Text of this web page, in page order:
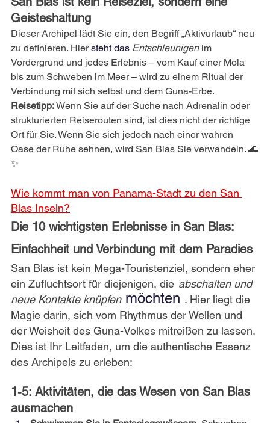
Geisteshaltung
Dieser Archipel lädt Sie ein, den Begriff „Aktivurlaub“ neu
zu definieren. Hier steht das Entschleunigen im
Vordergrund und jedes Erlebnis – vom Kauf einer Mola
bis zum Schweben im Meer – wird zu einem Ritual der
Verbindung mit sich selbst und dem Guna-Erbe.
Reisetipp:Wenn Sie auf der Suche nach Adrenalin oder
strukturierten Reiserouten sind, ist dies nicht der richtige
Ort für Sie. Wenn Sie sich jedoch nach einer wahren
Oase der Ruhe sehnen, wird San Blas Sie verwandeln. 🌊
✨
Wie kommt man von Panama-Stadt zu den San
Blas Inseln?
Die 10 wichtigsten Erlebnisse in San Blas:
Einfachheit und Verbindung mit dem Paradies
San Blas ist kein Mega-Touristenziel, sondern eher
ein Zufluchtsort für diejenigen, die abschalten und
neue Kontakte knüpfen möchten . Hier liegt die
Magie darin, sich vom Rhythmus der Wellen und
der Weisheit des Guna-Volkes mitreißen zu lassen.
Dies ist Ihr Leitfaden, um die authentische Essenz
des Archipels zu erleben:
1-5: Aktivitäten, die das Wesen von San Blas
ausmachen